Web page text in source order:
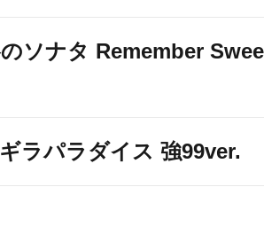
ソナタ Remember
ラパラダイス 強99ver.